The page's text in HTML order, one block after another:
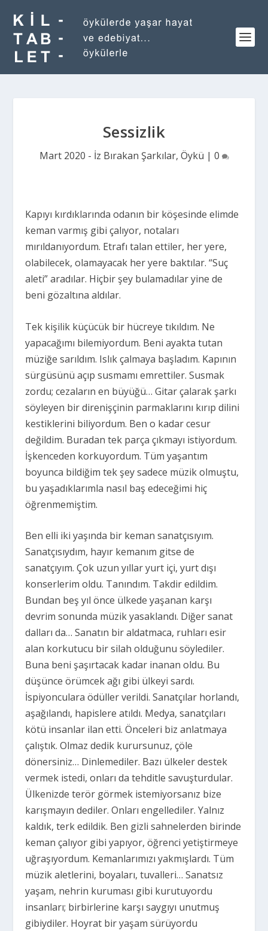
Sessizlik
Mart 2020 - İz Bırakan Şarkılar, Öykü | 0
Kapıyı kırdıklarında odanın bir köşesinde elimde
keman varmış gibi çalıyor, notaları
mırıldanıyordum. Etrafı talan ettiler, her yere,
olabilecek, olamayacak her yere baktılar. “Suç
aleti” aradılar. Hiçbir şey bulamadılar yine de
beni gözaltına aldılar.
Tek kişilik küçücük bir hücreye tıkıldım. Ne
yapacağımı bilemiyordum. Beni ayakta tutan
müziğe sarıldım. Islık çalmaya başladım. Kapının
sürgüsünü açıp susmamı emrettiler. Susmak
zordu; cezaların en büyüğü… Gitar çalarak şarkı
söyleyen bir direnişçinin parmaklarını kırıp dilini
kestiklerini biliyordum. Ben o kadar cesur
değildim. Buradan tek parça çıkmayı istiyordum.
İşkenceden korkuyordum. Tüm yaşantım
boyunca bildiğim tek şey sadece müzik olmuştu,
bu yaşadıklarımla nasıl baş edeceğimi hiç
öğrenmemiştim.
Ben elli iki yaşında bir keman sanatçısıyım.
Sanatçısıydım, hayır kemanım gitse de
sanatçıyım. Çok uzun yıllar yurt içi, yurt dışı
konserlerim oldu. Tanındım. Takdir edildim.
Bundan beş yıl önce ülkede yaşanan karşı
devrim sonunda müzik yasaklandı. Diğer sanat
dalları da… Sanatın bir aldatmaca, ruhları esir
alan korkutucu bir silah olduğunu söylediler.
Buna beni şaşırtacak kadar inanan oldu. Bu
düşünce örümcek ağı gibi ülkeyi sardı.
İspiyonculara ödüller verildi. Sanatçılar horlandı,
aşağılandı, hapislere atıldı. Medya, sanatçıları
kötü insanlar ilan etti. Önceleri biz anlatmaya
çalıştık. Olmaz dedik kurursunuz, çöle
dönersiniz… Dinlemediler. Bazı ülkeler destek
vermek istedi, onları da tehditle savuşturdular.
Ülkenizde terör görmek istemiyorsanız bize
karışmayın dediler. Onları engellediler. Yalnız
kaldık, terk edildik. Ben gizli sahnelerden birinde
keman çalıyor gibi yapıyor, öğrenci yetiştirmeye
uğraşıyordum. Kemanlarımızı yakmışlardı. Tüm
müzik aletlerini, boyaları, tuvalleri… Sanatsız
yaşam, nehrin kuruması gibi kurutuyordu
insanları; birbirlerine karşı saygıyı unutmuş
gibiydiler. Hoyrat bir yaşam sürüyordu